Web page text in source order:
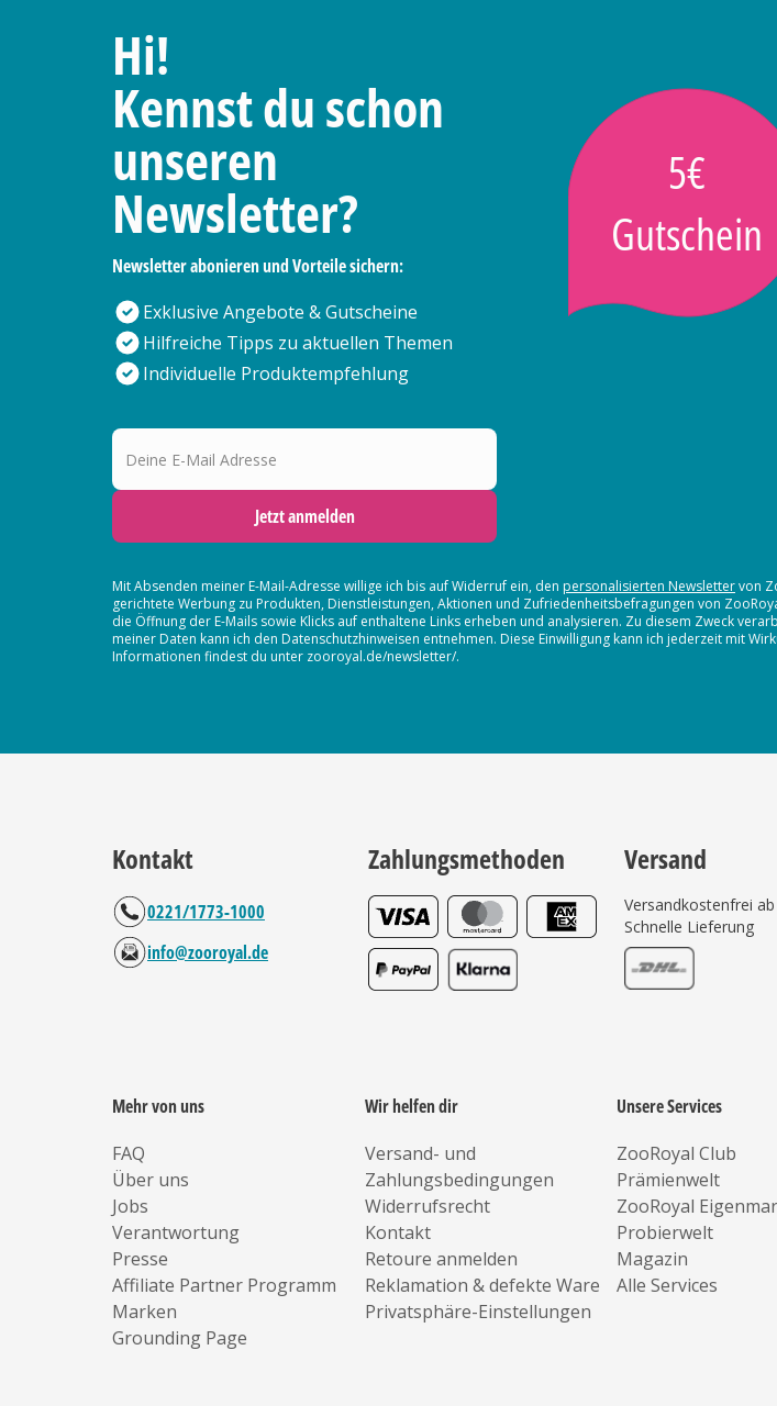
Hi!
Kennst du schon
unseren
Newsletter?
Newsletter abonieren und Vorteile sichern:
Exklusive Angebote & Gutscheine
Hilfreiche Tipps zu aktuellen Themen
Individuelle Produktempfehlung
5€
Gutschein
Deine E-Mail Adresse
Jetzt anmelden
Mit Absenden meiner E-Mail-Adresse willige ich bis auf Widerruf ein, den personalisierten Newslettervon
gerichtete Werbung zu Produkten, Dienstleistungen, Aktionen und Zufriedenheitsbefragungen von
die Öffnung der E-Mails sowie Klicks auf enthaltene Links erheben und analysieren. Zu diesem Zweck
meiner Daten kann ich den Datenschutzhinweisen entnehmen. Diese Einwilligung kann ich jederzeit mit
Informationen findest du unter zooroyal.de/newsletter/.
Kontakt
0221/1773-1000
info@zooroyal.de
Zahlungsmethoden Versand
Versandkostenfrei
Schnelle Lieferung
Mehr von uns
FAQ
Über uns
Jobs
Verantwortung
Presse
Affiliate Partner Programm
Marken
Grounding Page
Wir helfen dir
Versand- und
Zahlungsbedingungen
Widerrufsrecht
Kontakt
Retoure anmelden
Reklamation & defekte Ware
Privatsphäre-Einstellungen
Unsere Services
ZooRoyal Club
Prämienwelt
ZooRoyal
Probierwelt
Magazin
Alle Services